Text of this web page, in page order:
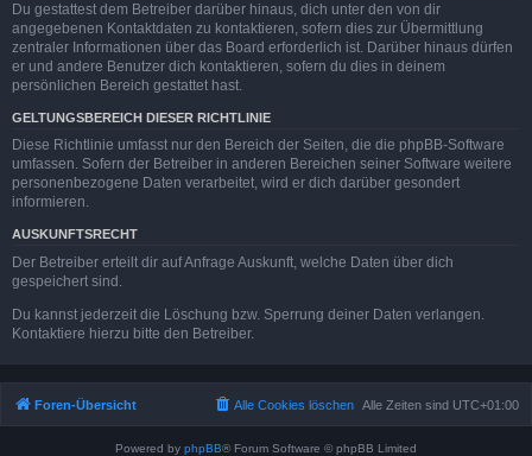
Du gestattest dem Betreiber darüber hinaus, dich unter den von dir
angegebenen Kontaktdaten zu kontaktieren, sofern dies zur Übermittlung
zentraler Informationen über das Board erforderlich ist. Darüber hinaus dürfen
er und andere Benutzer dich kontaktieren, sofern du dies in deinem
persönlichen Bereich gestattet hast.
GELTUNGSBEREICH DIESER RICHTLINIE
Diese Richtlinie umfasst nur den Bereich der Seiten, die die phpBB-Software
umfassen. Sofern der Betreiber in anderen Bereichen seiner Software weitere
personenbezogene Daten verarbeitet, wird er dich darüber gesondert
informieren.
AUSKUNFTSRECHT
Der Betreiber erteilt dir auf Anfrage Auskunft, welche Daten über dich
gespeichert sind.
Du kannst jederzeit die Löschung bzw. Sperrung deiner Daten verlangen.
Kontaktiere hierzu bitte den Betreiber.
Foren-Übersicht Alle Zeiten sind UTC+01:00
Alle Cookies löschen
Powered by phpBB® Forum Software © phpBB Limited